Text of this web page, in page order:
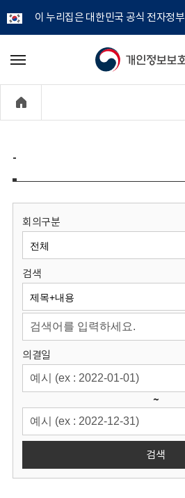
이 누리집은 대한민국 공식 전자정
개
정
보
원
회
메
기
-
회의구분
검색
의결일
~
검색